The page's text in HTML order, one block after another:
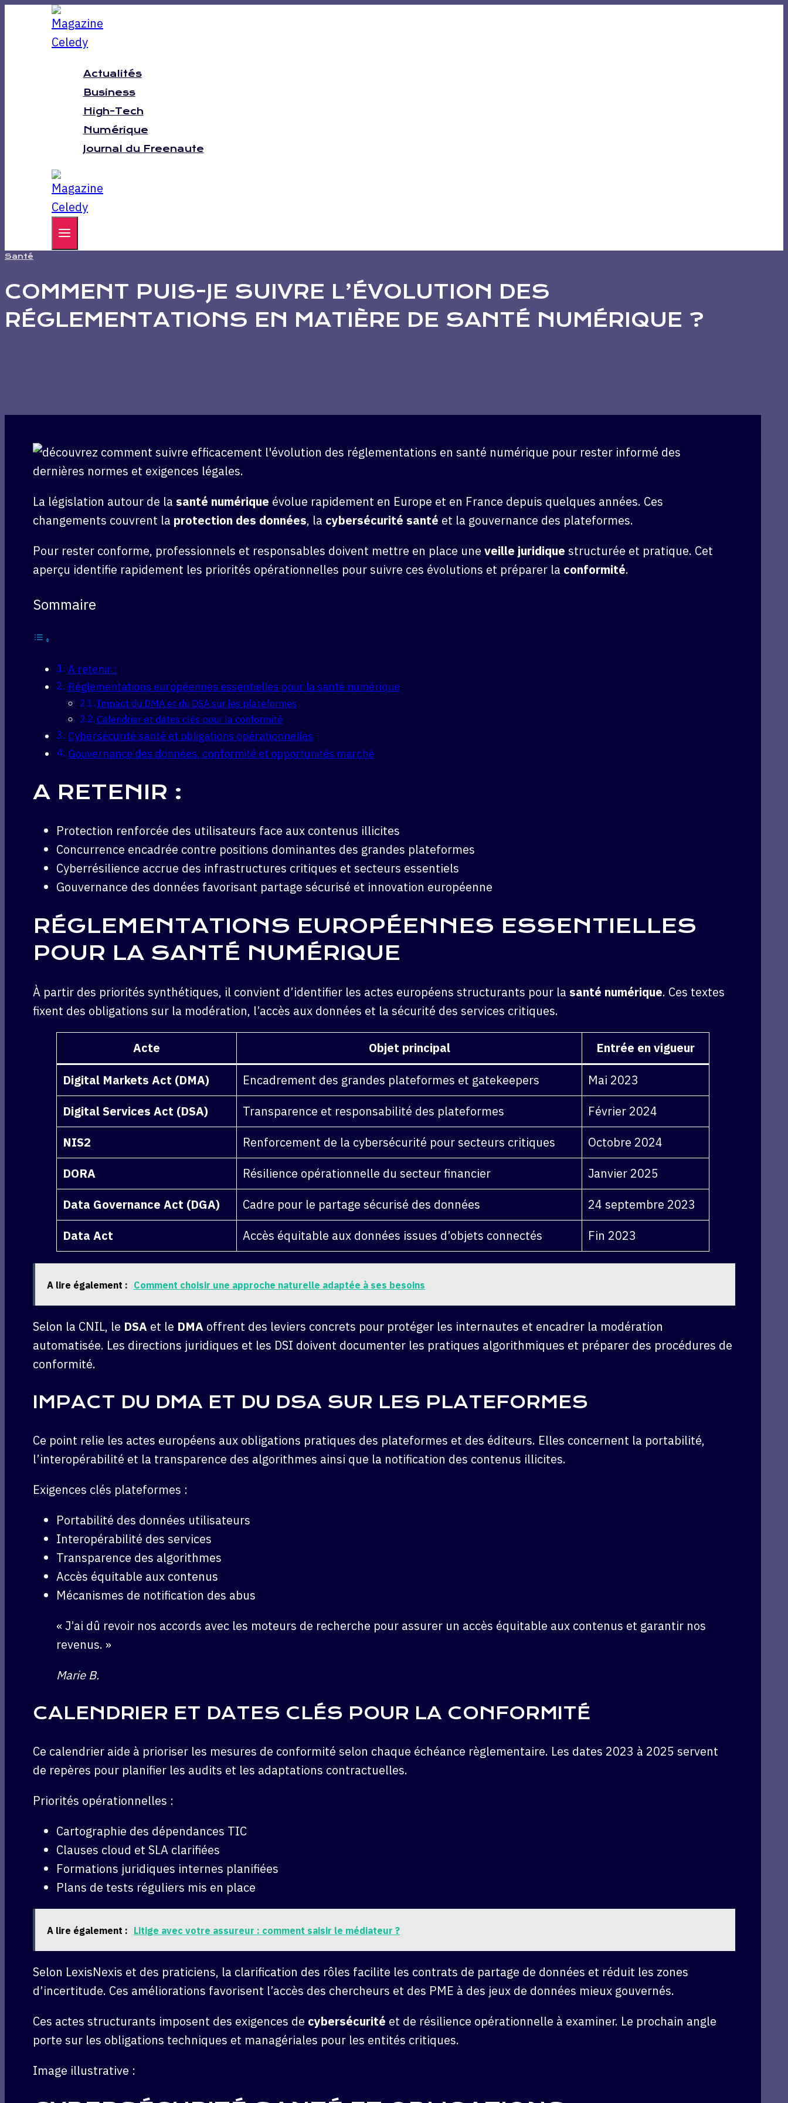
Actualités
Business
High-Tech
Numérique
Journal du Freenaute
Santé
COMMENT PUIS-JE SUIVRE L’ÉVOLUTION DES
RÉGLEMENTATIONS EN MATIÈRE DE SANTÉ NUMÉRIQUE ?
La législation autour de la santé numérique évolue rapidement en Europe et en France depuis quelques années. Ces
changements couvrent la protection des données, la cybersécurité santé et la gouvernance des plateformes.
Pour rester conforme, professionnels et responsables doivent mettre en place une veille juridique structurée et pratique. Cet
aperçu identifie rapidement les priorités opérationnelles pour suivre ces évolutions et préparer la conformité.
Sommaire
A retenir :
Réglementations européennes essentielles pour la santé numérique
Impact du DMA et du DSA sur les plateformes
Calendrier et dates clés pour la conformité
Cybersécurité santé et obligations opérationnelles
Gouvernance des données, conformité et opportunités marché
A RETENIR :
Protection renforcée des utilisateurs face aux contenus illicites
Concurrence encadrée contre positions dominantes des grandes plateformes
Cyberrésilience accrue des infrastructures critiques et secteurs essentiels
Gouvernance des données favorisant partage sécurisé et innovation européenne
RÉGLEMENTATIONS EUROPÉENNES ESSENTIELLES
POUR LA SANTÉ NUMÉRIQUE
À partir des priorités synthétiques, il convient d’identifier les actes européens structurants pour la santé numérique. Ces textes
fixent des obligations sur la modération, l’accès aux données et la sécurité des services critiques.
Acte Objet principal Entrée en vigueur
Digital Markets Act (DMA) Encadrement des grandes plateformes et gatekeepers
Mai 2023
Digital Services Act (DSA)
Transparence et responsabilité des plateformes
Février 2024
NIS2
Renforcement de la cybersécurité pour secteurs critiques
Octobre 2024
DORA
Résilience opérationnelle du secteur financier
Janvier 2025
Data Governance Act (DGA)
Cadre pour le partage sécurisé des données
24 septembre 2023
Data Act
Accès équitable aux données issues d’objets connectés Fin 2023
A lire également : Comment choisir une approche naturelle adaptée à ses besoins
Selon la CNIL, le DSA et le DMA offrent des leviers concrets pour protéger les internautes et encadrer la modération
automatisée. Les directions juridiques et les DSI doivent documenter les pratiques algorithmiques et préparer des procédures de
conformité.
IMPACT DU DMA ET DU DSA SUR LES PLATEFORMES
Ce point relie les actes européens aux obligations pratiques des plateformes et des éditeurs. Elles concernent la portabilité,
l’interopérabilité et la transparence des algorithmes ainsi que la notification des contenus illicites.
Exigences clés plateformes :
Portabilité des données utilisateurs
Interopérabilité des services
Transparence des algorithmes
Accès équitable aux contenus
Mécanismes de notification des abus
« J’ai dû revoir nos accords avec les moteurs de recherche pour assurer un accès équitable aux contenus et garantir nos
revenus. »
Marie B.
CALENDRIER ET DATES CLÉS POUR LA CONFORMITÉ
Ce calendrier aide à prioriser les mesures de conformité selon chaque échéance règlementaire. Les dates 2023 à 2025 servent
de repères pour planifier les audits et les adaptations contractuelles.
Priorités opérationnelles :
Cartographie des dépendances TIC
Clauses cloud et SLA clarifiées
Formations juridiques internes planifiées
Plans de tests réguliers mis en place
A lire également : Litige avec votre assureur : comment saisir le médiateur ?
Selon LexisNexis et des praticiens, la clarification des rôles facilite les contrats de partage de données et réduit les zones
d’incertitude. Ces améliorations favorisent l’accès des chercheurs et des PME à des jeux de données mieux gouvernés.
Ces actes structurants imposent des exigences de cybersécurité et de résilience opérationnelle à examiner. Le prochain angle
porte sur les obligations techniques et managériales pour les entités critiques.
Image illustrative :